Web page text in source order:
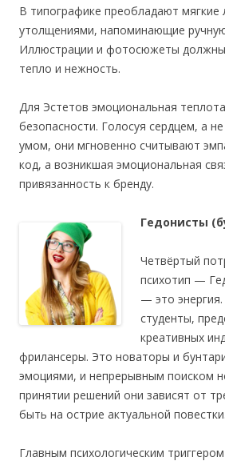
В типографике преобладают мягкие
утолщениями, напоминающие
Иллюстрации и фотосюжеты должны
тепло и нежность.
Для Эстетов эмоциональная
безопасности. Голосуя сердцем, а
умом, они мгновенно считывают
код, а возникшая эмоциональная
привязанность к бренду.
Гедонисты
Четвёртый
психотип —
— это
студенты,
креативных
фрилансеры. Это новаторы и
эмоциями, и непрерывным поиском
принятии решений они зависят от
быть на острие актуальной повестки.
Главным психологическим